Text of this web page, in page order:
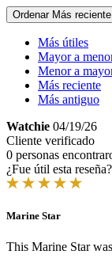
Ordenar Más reciente
Más útiles
Mayor a
Menor a
Más reciente
Más antiguo
Watchie 04/19/26
Cliente verificado
0 personas
¿Fue útil esta reseña?
Marine Star
This Marine Star